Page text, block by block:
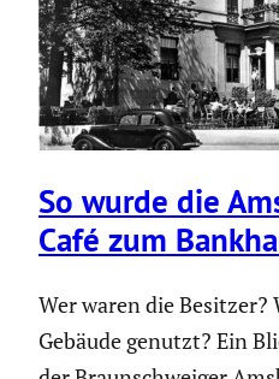
So wurde die
Café zum
Wer waren die Besitzer?
Gebäude genutzt? Ein